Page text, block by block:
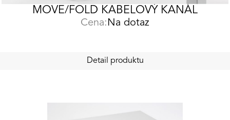
MOVE/FOLD KABELOVÝ KANÁL
Cena: Na dotaz
Detail produktu